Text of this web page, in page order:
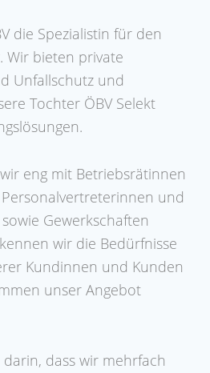
die Spezialistin für den
Wir bieten private
Unfallschutz und
Tochter ÖBV Selekt
eng mit Betriebsrätinnen
und
Gewerkschaften
wir die Bedürfnisse
Kundinnen und Kunden
unser Angebot
dass wir mehrfach